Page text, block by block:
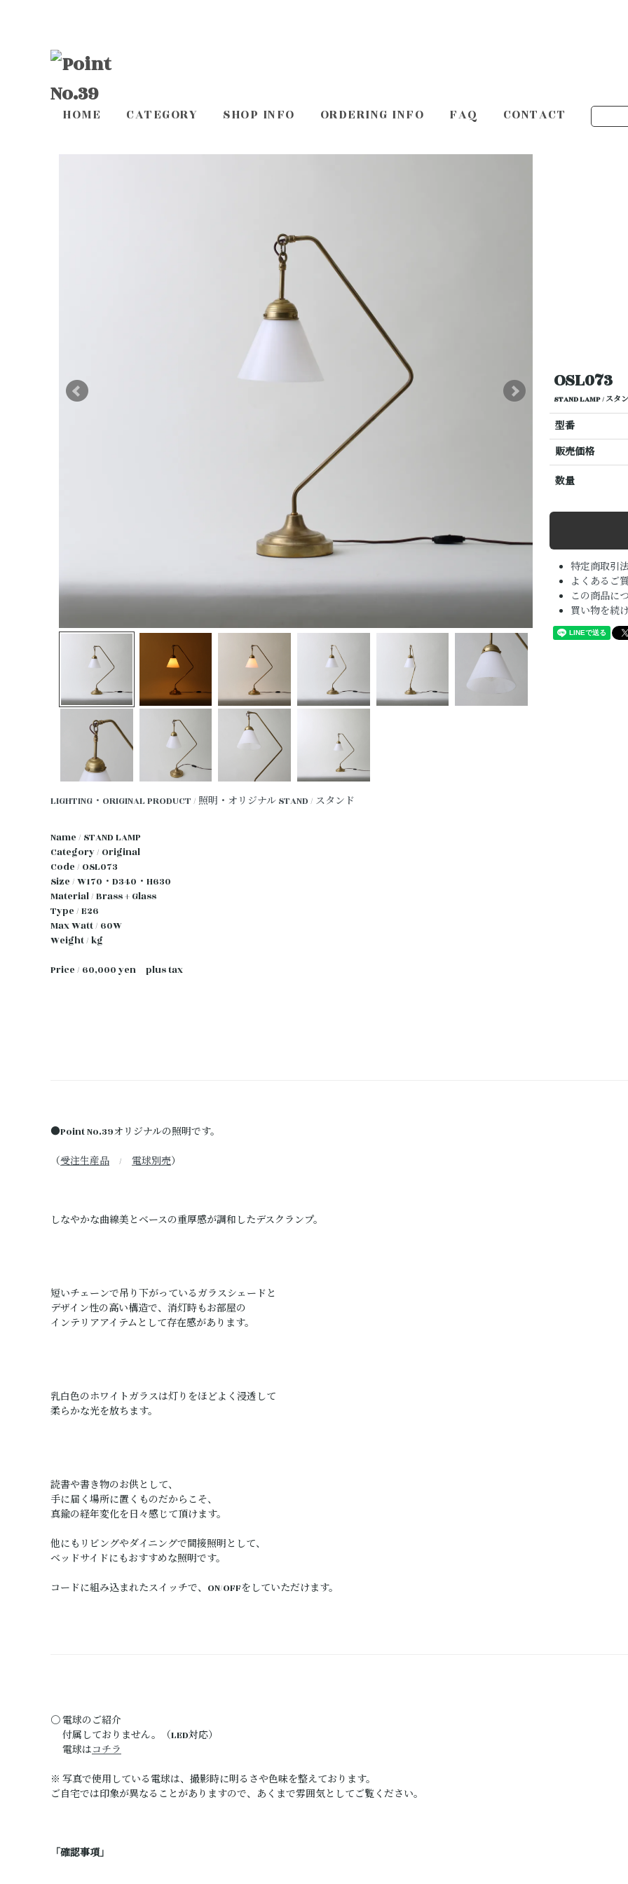
HOME CATEGORY SHOP INFO ORDERING INFO FAQ CONTACT
OSL073
STAND LAMP / スタ
型番
販売価格
数量
特定商取引
よくあるご
この商品に
買い物を続
LIGHTING・ORIGINAL PRODUCT / 照明・オリジナル STAND / スタンド
Name / STAND LAMP
Category / Original
Code / OSL073
Size / W170・D340・H630
Material / Brass + Glass
Type / E26
Max Watt / 60W
Weight / kg
Price / 60,000 yen plus tax
●Point No.39オリジナルの照明です。
（受注生産品 / 電球別売）
しなやかな曲線美とベースの重厚感が調和したデスクランプ。
短いチェーンで吊り下がっているガラスシェードと
デザイン性の高い構造で、消灯時もお部屋の
インテリアアイテムとして存在感があります。
乳白色のホワイトガラスは灯りをほどよく浸透して
柔らかな光を放ちます。
読書や書き物のお供として、
手に届く場所に置くものだからこそ、
真鍮の経年変化を日々感じて頂けます。
他にもリビングやダイニングで間接照明として、
ベッドサイドにもおすすめな照明です。
コードに組み込まれたスイッチで、ON/OFFをしていただけます。
〇 電球のご紹介
付属しておりません。（LED対応）
電球はコチラ
※ 写真で使用している電球は、撮影時に明るさや色味を整えております。
ご自宅では印象が異なることがありますので、あくまで雰囲気としてご覧ください。
「確認事項」